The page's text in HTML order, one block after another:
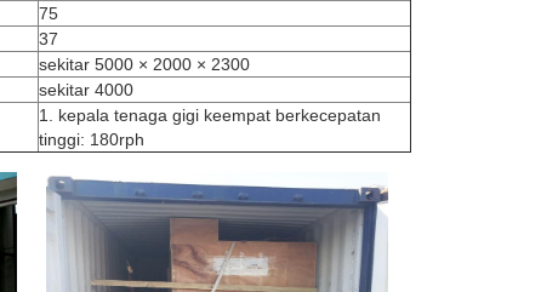
75
37
sekitar 5000 × 2000 × 2300
sekitar 4000
1. kepala tenaga gigi keempat berkecepatan
tinggi: 180rph